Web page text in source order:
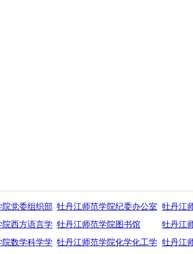
党委组织部 牡丹江师范学院纪委办公室 牡丹江
西方语言学 牡丹江师范学院图书馆 牡丹江
数学科学学 牡丹江师范学院化学化工学 牡丹江